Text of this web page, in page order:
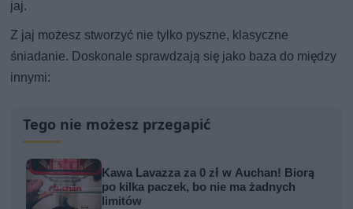
jaj.
Z jaj możesz stworzyć nie tylko pyszne, klasyczne
śniadanie. Doskonale sprawdzają się jako baza do między
innymi:
Tego nie możesz przegapić
Kawa Lavazza za 0 zł w Auchan! Biorą
po kilka paczek, bo nie ma żadnych
limitów